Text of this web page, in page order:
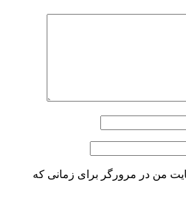
من در مرورگر برای زمانی که